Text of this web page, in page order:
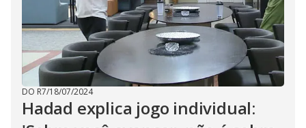
DO R7/18/07/2024
Hadad explica jogo individual: